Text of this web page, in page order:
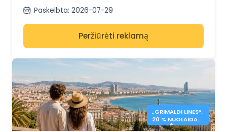
Paskelbta: 2026-07-29
Peržiūrėti reklamą
„GRIMALDI LINES“:
20 % NUOLAIDA
VIDURŽEMIO